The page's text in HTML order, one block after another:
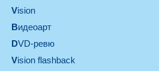
vision
видеоарт
DVD-ревю
Vision flashback